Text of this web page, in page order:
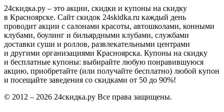
24скидка.ру – это акции, скидки и купоны на скидку
в Красноярске. Сайт скидок 24skidka.ru каждый день
проводит акции с салонами красоты, автошколами, конными
клубами, боулинг и бильярдными клубами, службами
доставки суши и роллов, развлекательными центрами
и другими организациями Красноярска. Купоны на скидку
и бесплатные купоны: выбирайте любую понравившуюся
акцию, приобретайте (или получайте бесплатно) любой купон
и посещайте заведения со скидками от 50 до 90%!
© 2012 – 2026 24скидка.ру Все права защищены.